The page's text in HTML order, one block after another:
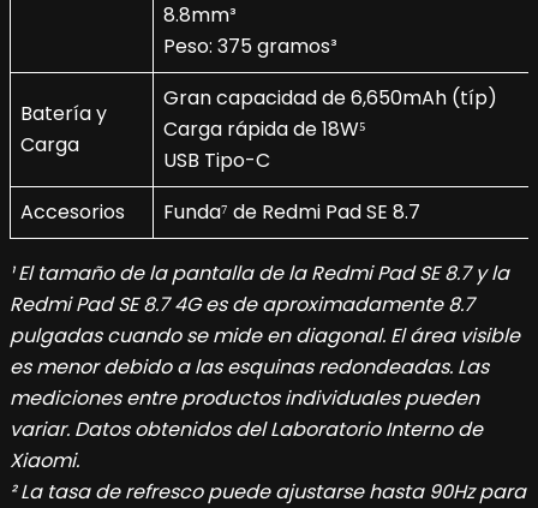
8.8mm³
Peso: 375 gramos³
Batería y
Carga
Gran capacidad de 6,650mAh (típ)
Carga rápida de 18W⁵
USB Tipo-C
Accesorios
Funda⁷ de Redmi Pad SE 8.7
¹ El tamaño de la pantalla de la Redmi Pad SE 8.7 y la
Redmi Pad SE 8.7 4G es de aproximadamente 8.7
pulgadas cuando se mide en diagonal. El área visible
es menor debido a las esquinas redondeadas. Las
mediciones entre productos individuales pueden
variar. Datos obtenidos del Laboratorio Interno de
Xiaomi.
² La tasa de refresco puede ajustarse hasta 90Hz para